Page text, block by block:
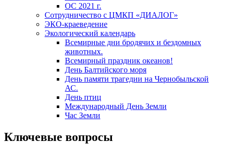
ОС 2021 г.
Сотрудничество с ЦМКП «ДИАЛОГ»
ЭКО-краеведение
Экологический календарь
Всемирные дни бродячих и бездомных
животных.
Всемирный праздник океанов!
День Балтийского моря
День памяти трагедии на Чернобыльской
АС.
День птиц
Международный День Земли
Час Земли
Ключевые вопросы